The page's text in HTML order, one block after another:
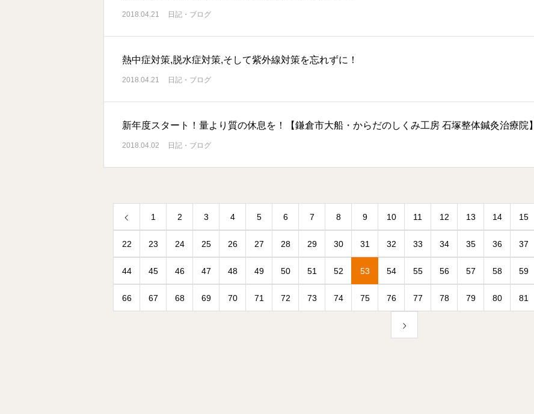
2018.04.21 日記・ブログ
熱中症対策,脱水症対策,そして紫外線対策を忘れずに！
2018.04.21 日記・ブログ
新年度スタート！量より質の休息を！【鎌倉市大船・からだのしくみ工房 石塚整体鍼灸治療院】
2018.04.02 日記・ブログ
1 2 3 4 5 6 7 8 9 10 11 12 13 14 15
22 23 24 25 26 27 28 29 30 31 32 33 34 35 36 37
44 45 46 47 48 49 50 51 52 53 54 55 56 57 58 59
66 67 68 69 70 71 72 73 74 75 76 77 78 79 80 81